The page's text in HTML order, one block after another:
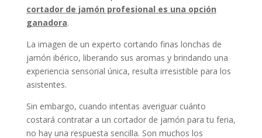
cortador de jamón profesional es una opción
ganadora.
La imagen de un experto cortando finas lonchas de
jamón ibérico, liberando sus aromas y brindando una
experiencia sensorial única, resulta irresistible para los
asistentes.
Sin embargo, cuando intentas averiguar cuánto
costará contratar a un cortador de jamón para tu feria,
no hay una respuesta sencilla. Son muchos los